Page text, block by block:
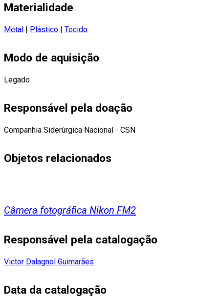
Materialidade
Metal | Plástico | Tecido
Modo de aquisição
Legado
Responsável pela doação
Companhia Siderúrgica Nacional - CSN
Objetos relacionados
Câmera fotográfica Nikon FM2
Responsável pela catalogação
Victor Dalagnol Guimarães
Data da catalogação